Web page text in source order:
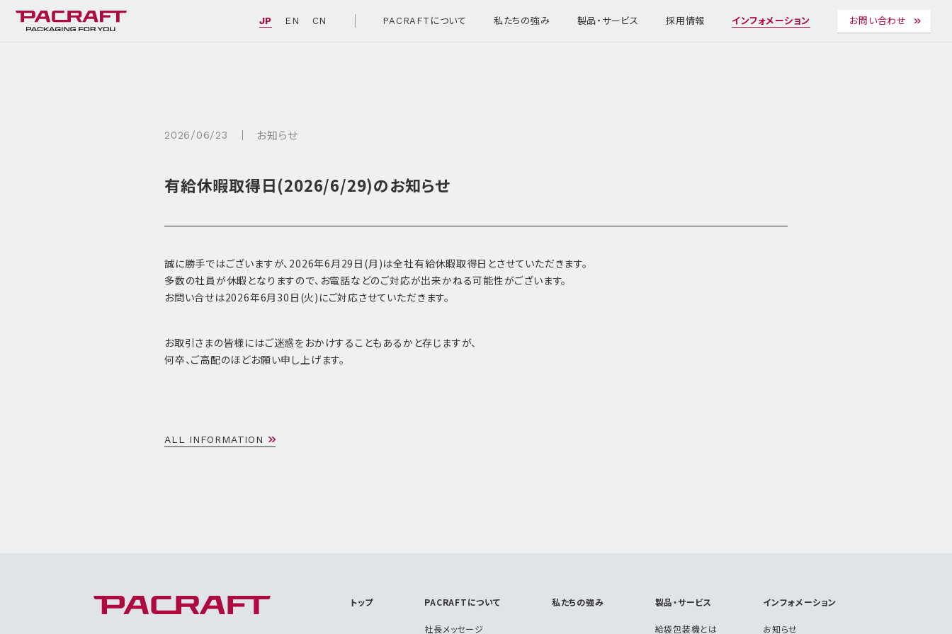
JP EN CN PACRAFTについて 私たちの強み 製品・サービス 採用情報 インフォメーション お問い合わせ
2026/06/23 お知らせ
有給休暇取得日(2026/6/29)のお知らせ
誠に勝手ではございますが、2026年6月29日(月)は全社有給休暇取得日とさせていただきます。
多数の社員が休暇となりますので、お電話などのご対応が出来かねる可能性がございます。
お問い合せは2026年6月30日(火)にご対応させていただきます。
お取引さまの皆様にはご迷惑をおかけすることもあるかと存じますが、
何卒、ご高配のほどお願い申し上げます。
ALL INFORMATION
トップ PACRAFTについて
社長メッセージ
私たちの強み 製品・サービス
給袋包装機とは
インフォメーション
お知らせ